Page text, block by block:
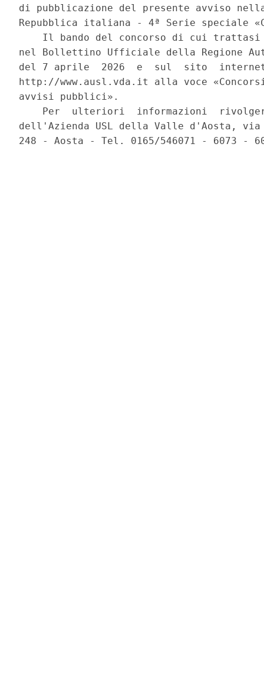
di pubblicazione del presente avviso
Repubblica italiana - 4ª Serie speciale
Il bando del concorso di cui
nel Bollettino Ufficiale della Regione
del 7 aprile  2026  e  sul  sito
http://www.ausl.vda.it alla voce
avvisi pubblici».
Per  ulteriori  informazioni
dell'Azienda USL della Valle d'Aosta,
248 - Aosta - Tel. 0165/546071 - 6073 -